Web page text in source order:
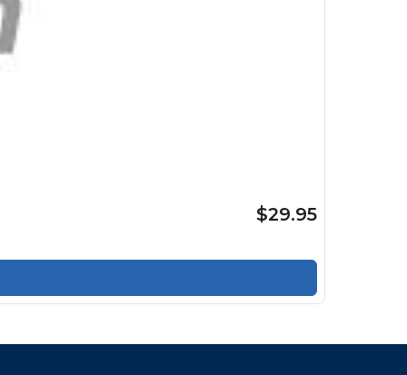
$29.95